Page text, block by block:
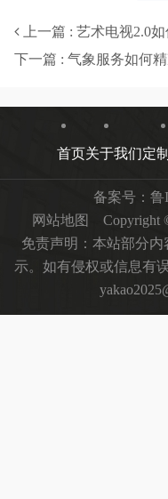
上一篇 : 艺术电视2.0如何
首页关于我们定
备案号： 鲁
网站地图
Copyright
免责声明：本站部分
示。如有侵权或信息有